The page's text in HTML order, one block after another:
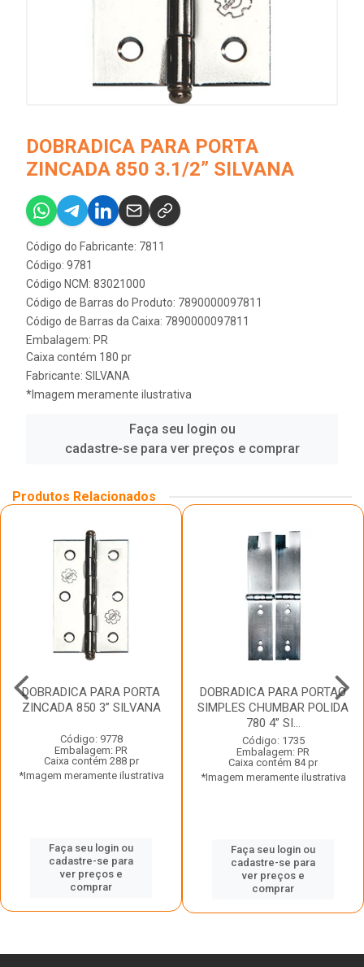
DOBRADICA PARA PORTA
ZINCADA 850 3.1/2” SILVANA
Código do Fabricante: 7811
Código: 9781
Código NCM: 83021000
Código de Barras do Produto: 7890000097811
Código de Barras da Caixa: 7890000097811
Embalagem: PR
Caixa contém 180 pr
Fabricante: SILVANA
*Imagem meramente ilustrativa
Faça seu login ou
cadastre-se para ver preços e comprar
Produtos Relacionados
DOBRADICA PARA PORTA
ZINCADA 850 3” SILVANA
Código: 9778
Embalagem: PR
Caixa contém 288 pr
*Imagem meramente ilustrativa
Faça seu login ou
cadastre-se para
ver preços e
comprar
DOBRADICA PARA PORTAO
SIMPLES CHUMBAR POLIDA
780 4” SI...
Código: 1735
Embalagem: PR
Caixa contém 84 pr
*Imagem meramente ilustrativa
Faça seu login ou
cadastre-se para
ver preços e
comprar